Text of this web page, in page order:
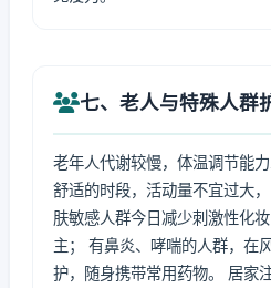
七、老人与特殊人群
老年人代谢较慢，体温调节能
舒适的时段，活动量不宜过大
肤敏感人群今日减少刺激性化
主； 有鼻炎、哮喘的人群，在
护，随身携带常用药物。 居家